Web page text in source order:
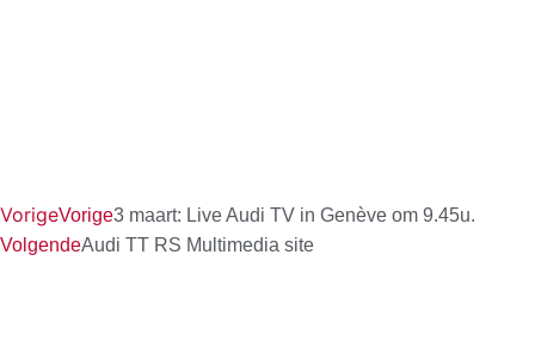
VorigeVorige3 maart: Live Audi TV in Genève om 9.45u.
VolgendeAudi TT RS Multimedia site